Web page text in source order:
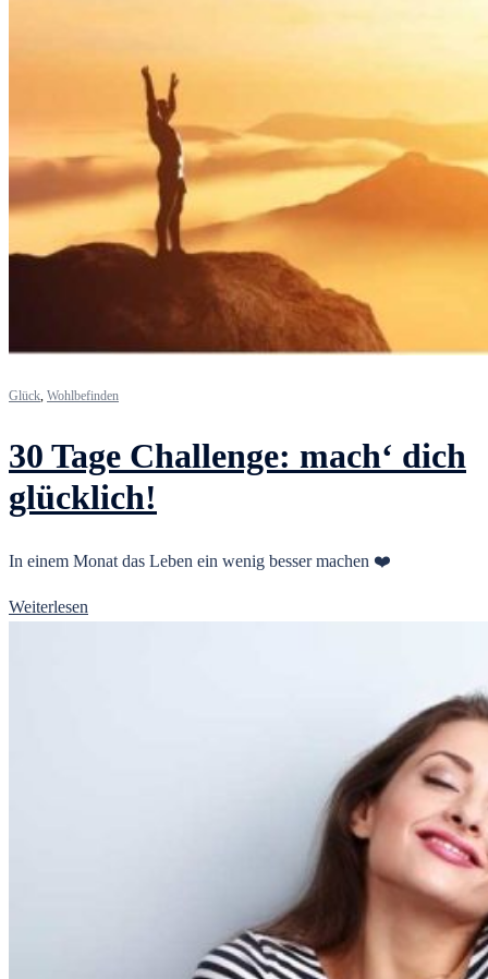
Glück Wohlbefinden
30 Tage Challenge: mach‘ dich
glücklich!
In einem Monat das Leben ein wenig besser machen ❤️
Weiterlesen